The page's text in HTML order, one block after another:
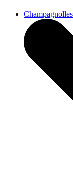
Champagnolles